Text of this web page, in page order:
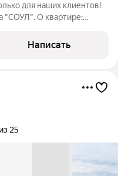
"СОУЛ". О квартире:
электрики и
Написать
25